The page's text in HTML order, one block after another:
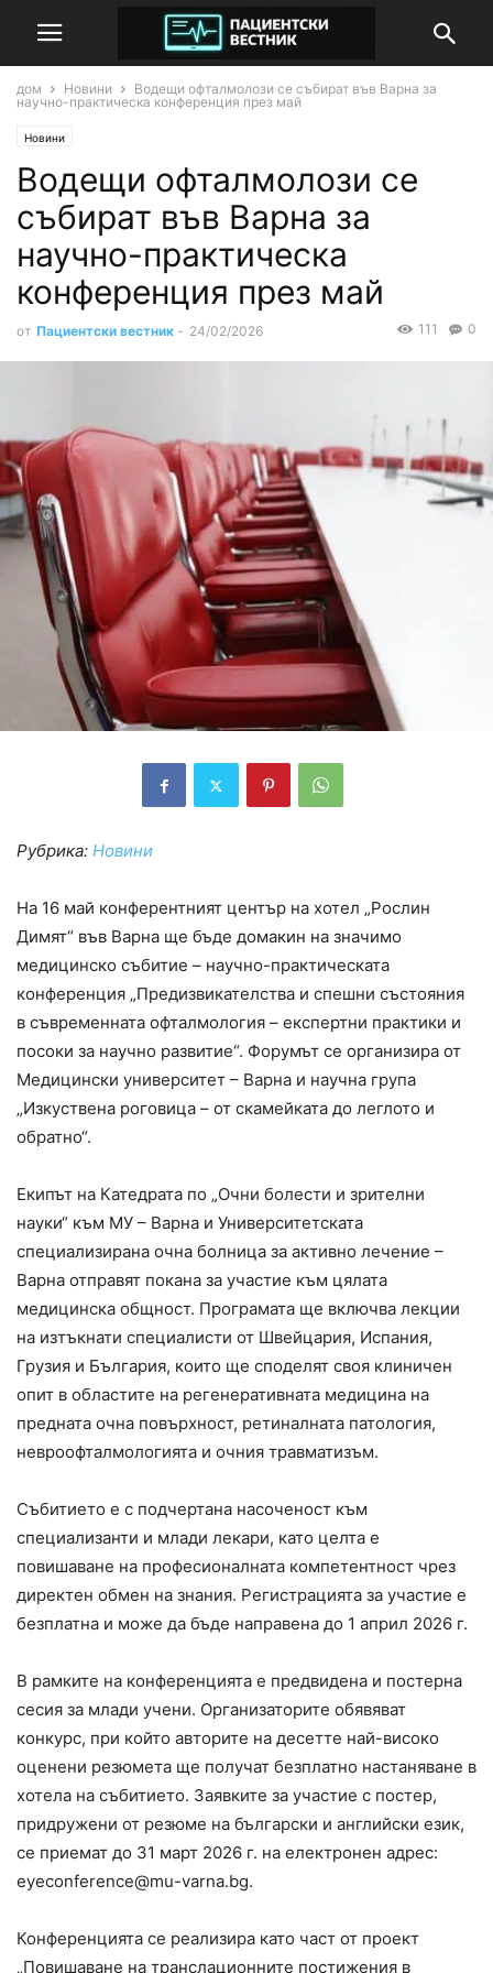
дом Новини
Водещи офталмолози се събират във Варна за
научно-практическа конференция през май
Новини
Водещи офталмолози се
събират във Варна за
научно-практическа
конференция през май
от Пациентски вестник - 24/02/2026 0
111
Рубрика: Новини
На 16 май конферентният център на хотел „Рослин
Димят“ във Варна ще бъде домакин на значимо
медицинско събитие – научно-практическата
конференция „Предизвикателства и спешни състояния
в съвременната офталмология – експертни практики и
посоки за научно развитие“. Форумът се организира от
Медицински университет – Варна и научна група
„Изкуствена роговица – от скамейката до леглото и
обратно“.
Екипът на Катедрата по „Очни болести и зрителни
науки“ към МУ – Варна и Университетската
специализирана очна болница за активно лечение –
Варна отправят покана за участие към цялата
медицинска общност. Програмата ще включва лекции
на изтъкнати специалисти от Швейцария, Испания,
Грузия и България, които ще споделят своя клиничен
опит в областите на регенеративната медицина на
предната очна повърхност, ретиналната патология,
невроофталмологията и очния травматизъм.
Събитието е с подчертана насоченост към
специализанти и млади лекари, като целта е
повишаване на професионалната компетентност чрез
директен обмен на знания. Регистрацията за участие е
безплатна и може да бъде направена до 1 април 2026 г.
В рамките на конференцията е предвидена и постерна
сесия за млади учени. Организаторите обявяват
конкурс, при който авторите на десетте най-високо
оценени резюмета ще получат безплатно настаняване в
хотела на събитието. Заявките за участие с постер,
придружени от резюме на български и английски език,
се приемат до 31 март 2026 г. на електронен адрес:
eyeconference@mu-varna.bg.
Конференцията се реализира като част от проект
„Повишаване на транслационните постижения в